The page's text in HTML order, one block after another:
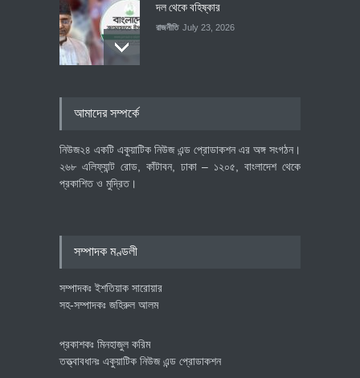
দল থেকে বহিষ্কার
রাজনীতি July 23, 2026
আমাদের সম্পর্কে
নিউজ২৪ একটি একুয়াটিক নিউজ এন্ড প্রোডাকশন এর অঙ্গ সংগঠন।
২৬৮ এলিফ্যান্ট রোড, কাঁটাবন, ঢাকা – ১২০৫, বাংলাদেশ থেকে
প্রকাশিত ও মুদ্রিত।
সম্পাদক মণ্ডলী
সম্পাদকঃ ইশতিয়াক সারোয়ার
সহ-সম্পাদকঃ জহিরুল আলম
প্রকাশকঃ মিনহাজুল করিম
তত্ত্বাবধানঃ একুয়াটিক নিউজ এন্ড প্রোডাকশন